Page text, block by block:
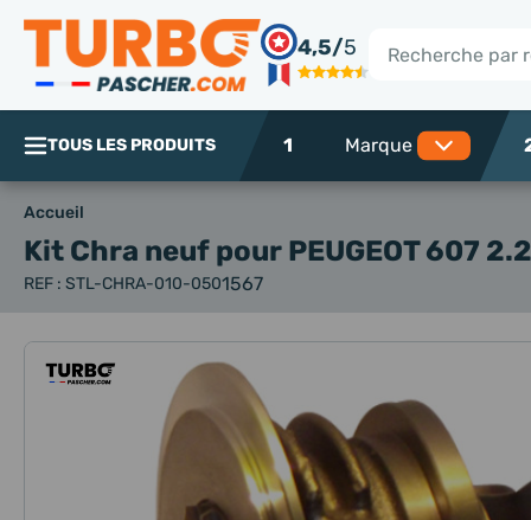
4,5/5
Rechercher
TOUS LES PRODUITS 1
Accueil
Kit Chra neuf pour PEUGEOT 607
REF : STL-CHRA-010-0501567
Panneau de gestion des cookies